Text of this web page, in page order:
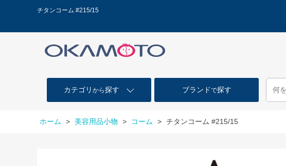
チタンコーム #215/15
カテゴリ から探す ブランドで探す
ホーム > 美容用品小物 > コーム > チタンコーム #215/15